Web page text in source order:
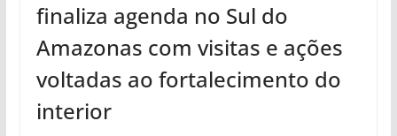
finaliza agenda no Sul do
Amazonas com visitas e ações
voltadas ao fortalecimento do
interior